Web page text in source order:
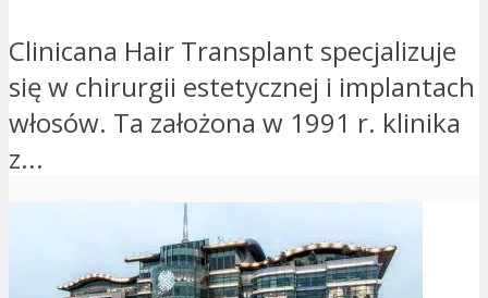
Clinicana Hair Transplant specjalizuje
się w chirurgii estetycznej i implantach
włosów. Ta założona w 1991 r. klinika
z...